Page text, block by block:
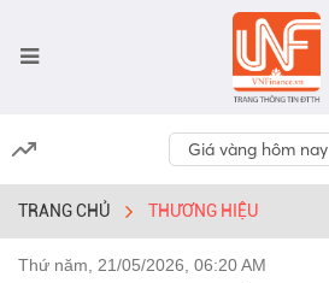
Giá vàng hôm nay
TRANG CHỦ THƯƠNG HIỆU
Thứ năm, 21/05/2026, 06:20 AM